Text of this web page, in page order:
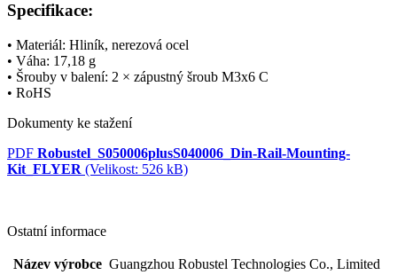
Specifikace:
• Materiál: Hliník, nerezová ocel
• Váha: 17,18 g
• Šrouby v balení: 2 × zápustný šroub M3x6 C
• RoHS
Dokumenty ke stažení
PDF Robustel_S050006plusS040006_Din-Rail-Mounting-
Kit_FLYER (Velikost: 526 kB)
Ostatní informace
Název výrobce Guangzhou Robustel Technologies Co., Limited